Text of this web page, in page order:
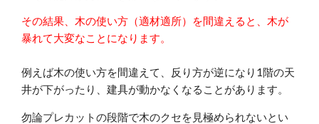
その結果、木の使い方（適材適所）を間違えると、木が
暴れて大変なことになります。
例えば木の使い方を間違えて、反り方が逆になり1階の天
井が下がったり、建具が動かなくなることがあります。
勿論プレカットの段階で木のクセを見極められないとい